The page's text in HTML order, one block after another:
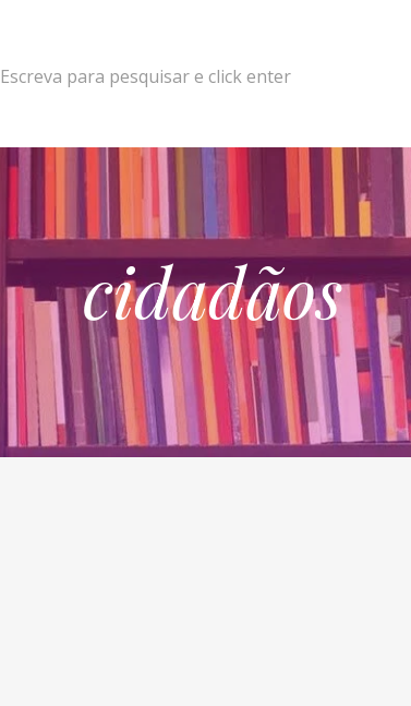
Escreva para pesquisar e click enter
cidadãos